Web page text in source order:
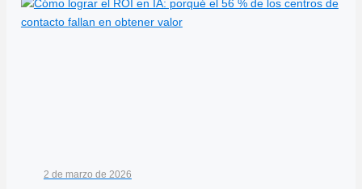
2 de marzo de 2026